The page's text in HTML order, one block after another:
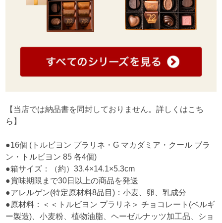
【当店では納品書を同封しておりません。詳しくはこち
ら 】
●16個 (トルビヨン プラリネ・G マカダミア・クール ブラ
ン・トルビヨン 85 各4個)
●箱サイズ：（約）33.4×14.1×5.3cm
●賞味期限まで30日以上の商品を発送
●アレルゲン(特定原材料8品目)：小麦、卵、乳成分
●原材料：＜＜トルビヨン プラリネ＞ チョコレート(ベルギ
ー製造)、小麦粉、植物油脂、ヘーゼルナッツ加工品、ショ